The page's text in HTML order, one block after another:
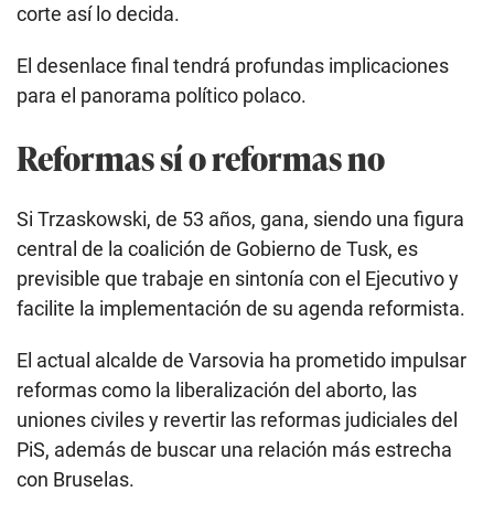
corte así lo decida.
El desenlace final tendrá profundas implicaciones
para el panorama político polaco.
Reformas sí o reformas no
Si Trzaskowski, de 53 años, gana, siendo una figura
central de la coalición de Gobierno de Tusk, es
previsible que trabaje en sintonía con el Ejecutivo y
facilite la implementación de su agenda reformista.
El actual alcalde de Varsovia ha prometido impulsar
reformas como la liberalización del aborto, las
uniones civiles y revertir las reformas judiciales del
PiS, además de buscar una relación más estrecha
con Bruselas.